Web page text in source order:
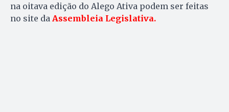
na oitava edição do Alego Ativa podem ser feitas
no site da Assembleia Legislativa.